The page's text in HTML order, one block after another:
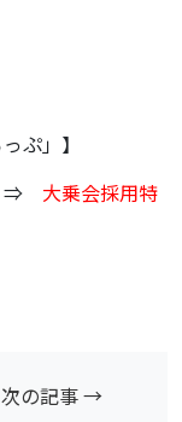
ぷ」】
⇒ 大乗会採用特
次の記事 →